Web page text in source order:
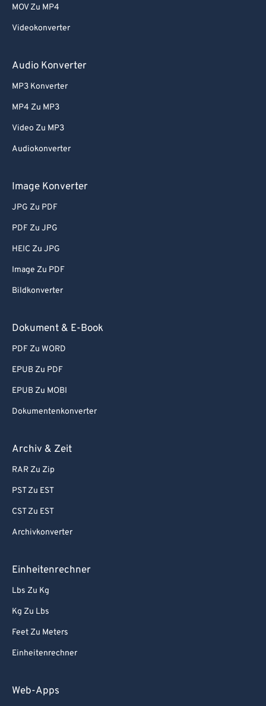
MOV Zu MP4
Videokonverter
Audio Konverter
MP3 Konverter
MP4 Zu MP3
Video Zu MP3
Audiokonverter
Image Konverter
JPG Zu PDF
PDF Zu JPG
HEIC Zu JPG
Image Zu PDF
Bildkonverter
Dokument & E-Book
PDF Zu WORD
EPUB Zu PDF
EPUB Zu MOBI
Dokumentenkonverter
Archiv & Zeit
RAR Zu Zip
PST Zu EST
CST Zu EST
Archivkonverter
Einheitenrechner
Lbs Zu Kg
Kg Zu Lbs
Feet Zu Meters
Einheitenrechner
Web-Apps